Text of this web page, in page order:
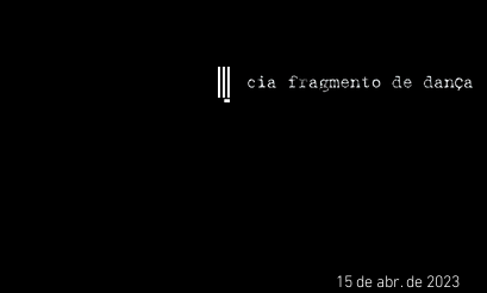
15 de abr. de 2023